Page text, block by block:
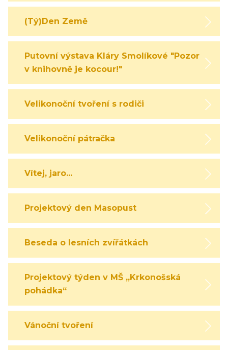
(Tý)Den Země
Putovní výstava Kláry Smolíkové "Pozor,
v knihovně je kocour!"
Velikonoční tvoření s rodiči
Velikonoční pátračka
Vítej, jaro...
Projektový den Masopust
Beseda o lesních zvířátkách
Projektový týden v MŠ „Krkonošská
pohádka“
Vánoční tvoření